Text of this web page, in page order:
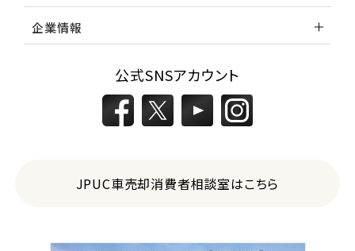
企業情報
公式SNSアカウント
JPUC車売却消費者相談室はこちら